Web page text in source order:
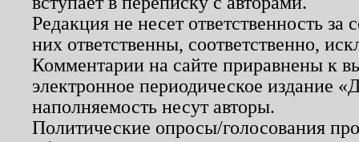
Редакция не несет ответственность
них ответственны, соответственно,
Комментарии на сайте приравнены к
электронное периодическое издание
наполняемость несут авторы.
Политические опросы/голосования